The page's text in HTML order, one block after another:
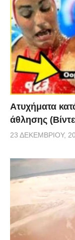
Aτυχήματα
άθλησης
23 ΔΕΚΕΜΒΡΊΟΥ,